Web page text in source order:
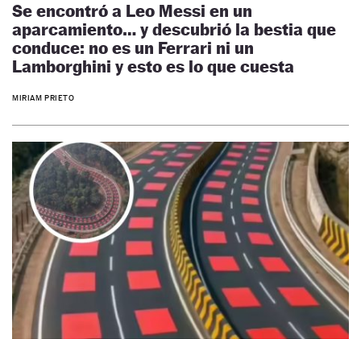
Se encontró a Leo Messi en un
aparcamiento… y descubrió la bestia que
conduce: no es un Ferrari ni un
Lamborghini y esto es lo que cuesta
MIRIAM PRIETO